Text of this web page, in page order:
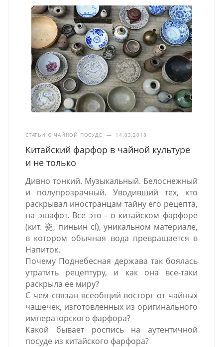
СТАТЬИ О ЧАЙНОЙ ПОСУДЕ — 14.03.2018
Китайский фарфор в чайной культуре
и не только
Дивно тонкий. Музыкальный. Белоснежный
и полупрозрачный. Уводивший тех, кто
раскрывал иностранцам тайну его рецепта,
на эшафот. Все это - о китайском фарфоре
(кит. 瓷, пиньин cí), уникальном материале,
в котором обычная вода превращается в
Напиток.
Почему Поднебесная держава так боялась
утратить рецептуру, и как она все-таки
раскрыла ее миру?
С чем связан всеобщий восторг от чайных
чашечек, изготовленных из оригинального
императорского фарфора?
Какой бывает роспись на аутентичной
посуде из китайского фарфора?